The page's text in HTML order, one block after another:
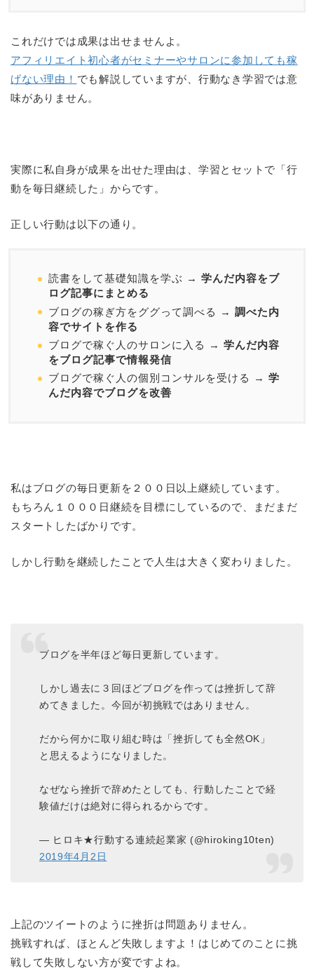
これだけでは成果は出せませんよ。
アフィリエイト初心者がセミナーやサロンに参加しても稼
げない理由！ でも解説していますが、行動なき学習では意
味がありません。
実際に私自身が成果を出せた理由は、学習とセットで「行
動を毎日継続した」からです。
正しい行動は以下の通り。
読書をして基礎知識を学ぶ → 学んだ内容をブ
ログ記事にまとめる
ブログの稼ぎ方をググって調べる → 調べた内
容でサイトを作る
ブログで稼ぐ人のサロンに入る → 学んだ内容
をブログ記事で情報発信
ブログで稼ぐ人の個別コンサルを受ける → 学
んだ内容でブログを改善
私はブログの毎日更新を２００日以上継続しています。
もちろん１０００日継続を目標にしているので、まだまだ
スタートしたばかりです。
しかし行動を継続したことで人生は大きく変わりました。
ブログを半年ほど毎日更新しています。
しかし過去に３回ほどブログを作っては挫折して辞
めてきました。今回が初挑戦ではありません。
だから何かに取り組む時は「挫折しても全然OK」
と思えるようになりました。
なぜなら挫折で辞めたとしても、行動したことで経
験値だけは絶対に得られるからです。
— ヒロキ★行動する連続起業家 (@hiroking10ten)
2019年4月2日
上記のツイートのように挫折は問題ありません。
挑戦すれば、ほとんど失敗しますよ！はじめてのことに挑
戦して失敗しない方が変ですよね。